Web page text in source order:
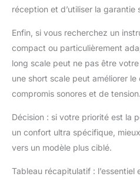
réception et d’utiliser la garantie
Enfin, si vous recherchez un
compact ou particulièrement
long scale peut ne pas être
une short scale peut améliorer
compromis sonores et de tension.
Décision : si votre priorité est la
un confort ultra spécifique,
vers un modèle plus ciblé.
Tableau récapitulatif : l’essentiel